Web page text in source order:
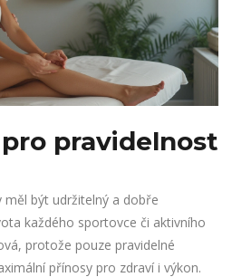
pravidelnost
měl být udržitelný a dobře
každého sportovce či aktivního
protože pouze pravidelné
přínosy pro zdraví i výkon.